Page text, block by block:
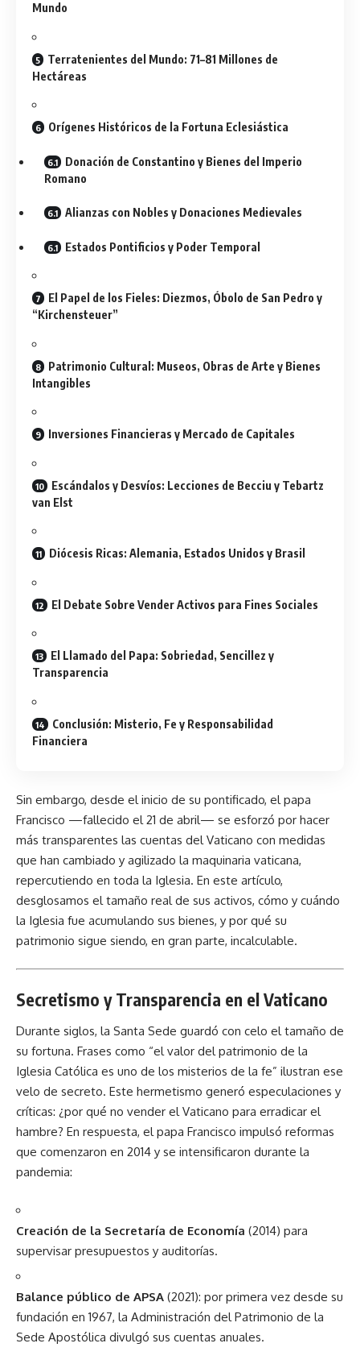
Mundo
Terratenientes del Mundo: 71–81 Millones de
Hectáreas
Orígenes Históricos de la Fortuna Eclesiástica
Donación de Constantino y Bienes del Imperio
Romano
Alianzas con Nobles y Donaciones Medievales
Estados Pontificios y Poder Temporal
El Papel de los Fieles: Diezmos, Óbolo de San Pedro y
“Kirchensteuer”
Patrimonio Cultural: Museos, Obras de Arte y Bienes
Intangibles
Inversiones Financieras y Mercado de Capitales
Escándalos y Desvíos: Lecciones de Becciu y Tebartz
van Elst
Diócesis Ricas: Alemania, Estados Unidos y Brasil
El Debate Sobre Vender Activos para Fines Sociales
El Llamado del Papa: Sobriedad, Sencillez y
Transparencia
Conclusión: Misterio, Fe y Responsabilidad
Financiera
Sin embargo, desde el inicio de su pontificado, el papa
Francisco —fallecido el 21 de abril— se esforzó por hacer
más transparentes las cuentas del Vaticano con medidas
que han cambiado y agilizado la maquinaria vaticana,
repercutiendo en toda la Iglesia. En este artículo,
desglosamos el tamaño real de sus activos, cómo y cuándo
la Iglesia fue acumulando sus bienes, y por qué su
patrimonio sigue siendo, en gran parte, incalculable.
Secretismo y Transparencia en el Vaticano
Durante siglos, la Santa Sede guardó con celo el tamaño de
su fortuna. Frases como “el valor del patrimonio de la
Iglesia Católica es uno de los misterios de la fe” ilustran ese
velo de secreto. Este hermetismo generó especulaciones y
críticas: ¿por qué no vender el Vaticano para erradicar el
hambre? En respuesta, el papa Francisco impulsó reformas
que comenzaron en 2014 y se intensificaron durante la
pandemia:
Creación de la Secretaría de Economía (2014) para
supervisar presupuestos y auditorías.
Balance público de APSA (2021): por primera vez desde su
fundación en 1967, la Administración del Patrimonio de la
Sede Apostólica divulgó sus cuentas anuales.